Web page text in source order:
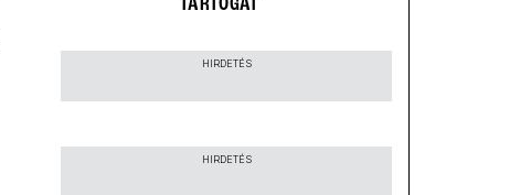
HIRDETÉS
HIRDETÉS